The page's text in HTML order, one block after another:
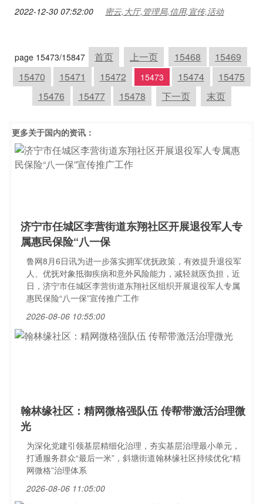
2022-12-30 07:52:00 密云,大厅,管理局,信用,宣传,活动
page 15473/15847 首页 上一页 15468
15469
15470
15471 15472 15473 15474
15475
15476
15477 15478 下一页 末页
更多关于国内的资讯：
济宁市任城区李营街道东翔社区开展退役军人专
属惠民保险“八一保
鲁网8月6日讯为进一步落实拥军优抚政策，有效提升退役军
人、优抚对象抵御疾病和意外风险能力，减轻就医负担，近
日，济宁市任城区李营街道东翔社区组织开展退役军人专属
惠民保险“八一保”宣传推广工作
2026-08-06 10:55:00
翰林缘社区：精网微格强队伍 传帮带激活治理微
光
为深化党建引领基层精细化治理，夯实基层治理最小单元，
打通服务群众“最后一米”，斜塘街道翰林缘社区持续优化“精
网微格”治理体系
2026-08-06 11:05:00